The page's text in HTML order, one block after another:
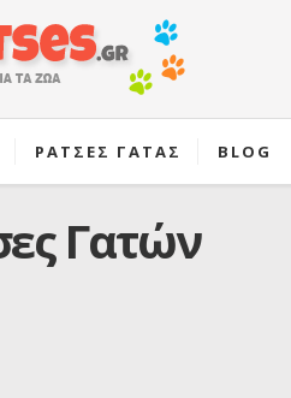
ΡΑΤΣΕΣ ΓΑΤΑΣ BLOG
Γατών